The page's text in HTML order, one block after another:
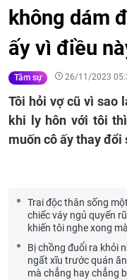
không dám
ấy vì điều
Tâm sự 26/11/2023
Tôi hỏi vợ cũ vì sao
khi ly hôn với tôi
muốn cô ấy thay đổi
Trai độc thân sống
chiếc váy ngủ quyến
khiến tôi nghe xong
Bị chồng đuổi ra khỏi
ngất xĩu trước quán
mà chẳng hay chẳng